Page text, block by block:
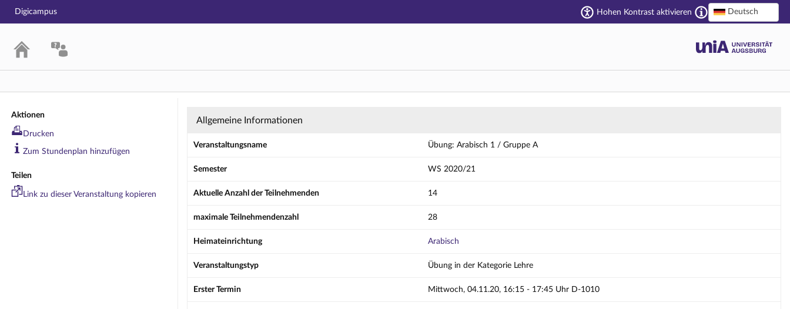
Hauptnavigation
Digicampus Hohen Kontrast aktivieren Deutsch
Aktionen
Drucken
Zum Stundenplan hinzufügen
Teilen
Link zu dieser Veranstaltung kopieren
Übung: Arabisch 1 / Gruppe A - Details
Allgemeine Informationen
Veranstaltungsname Übung: Arabisch 1 / Gruppe A
Semester WS 2020/21
Aktuelle Anzahl der Teilnehmenden 14
maximale Teilnehmendenzahl 28
Heimateinrichtung Arabisch
Veranstaltungstyp Übung in der Kategorie Lehre
Erster Termin Mittwoch, 04.11.20, 16:15 - 17:45 Uhr D-1010